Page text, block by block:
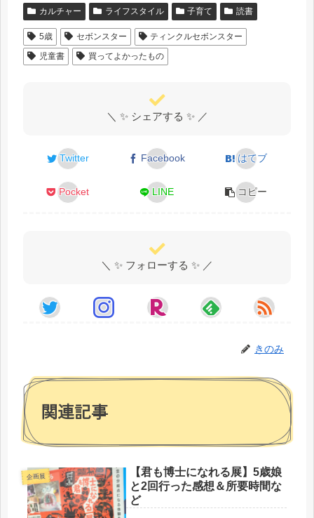
カルチャー ライフスタイル 子育て 読書
5歳 セボンスター
ティンクルセボンスター
児童書
買ってよかったもの
＼ ✨ シェアする ✨ ／
Twitter Facebook はてブ
Pocket LINE コピー
＼ ✨ フォローする ✨ ／
きのみ
関連記事
企画展
【君も博士になれる展】5歳娘
と2回行った感想＆所要時間な
ど